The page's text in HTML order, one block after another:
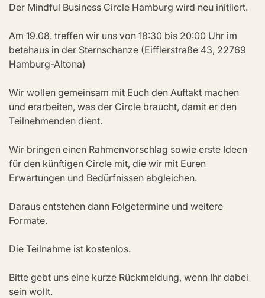
Der Mindful Business Circle Hamburg wird neu initiiert.
Am 19.08. treffen wir uns von 18:30 bis 20:00 Uhr im
betahaus in der Sternschanze (Eifflerstraße 43, 22769
Hamburg-Altona)
Wir wollen gemeinsam mit Euch den Auftakt machen
und erarbeiten, was der Circle braucht, damit er den
Teilnehmenden dient.
Wir bringen einen Rahmenvorschlag sowie erste Ideen
für den künftigen Circle mit, die wir mit Euren
Erwartungen und Bedürfnissen abgleichen.
Daraus entstehen dann Folgetermine und weitere
Formate.
Die Teilnahme ist kostenlos.
Bitte gebt uns eine kurze Rückmeldung, wenn Ihr dabei
sein wollt.